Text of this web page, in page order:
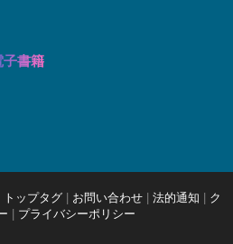
子書籍
トップタグ お問い合わせ 法的通知
ク
プライバシーポリシー